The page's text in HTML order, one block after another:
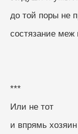
до той поры не
состязание меж
***
Или не тот
и впрямь